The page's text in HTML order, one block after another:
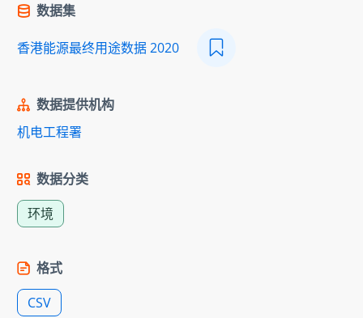
数据集
香港能源最终用途数据 2020
数据提供机构
机电工程署
数据分类
环境
格式
CSV